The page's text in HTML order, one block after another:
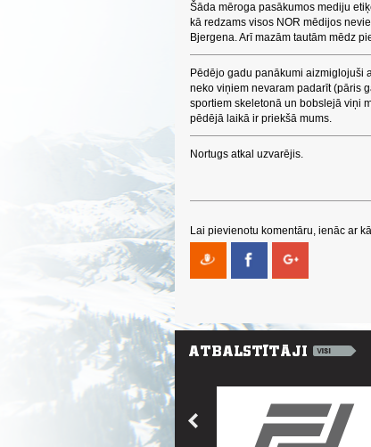
Šāda mēroga pasākumos mediju
kā redzams visos NOR mēdijos
Bjergena. Arī mazām tautām mēdz
Pēdējo gadu panākumi aizmiglojuši
neko viņiem nevaram padarīt (pāris
sportiem skeletonā un bobslejā viņi
pēdējā laikā ir priekšā mums.
Nortugs atkal uzvarējis.
Lai pievienotu komentāru, ienāc ar